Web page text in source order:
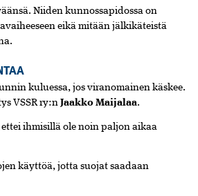
Niiden kunnossapidossa on
eikä mitään jälkikäteistä
kuluessa, jos viranomainen käskee.
VSSR ry:nJaakko Maijalaa.
ihmisillä ole noin paljon aikaa
käyttöä, jotta suojat saadaan